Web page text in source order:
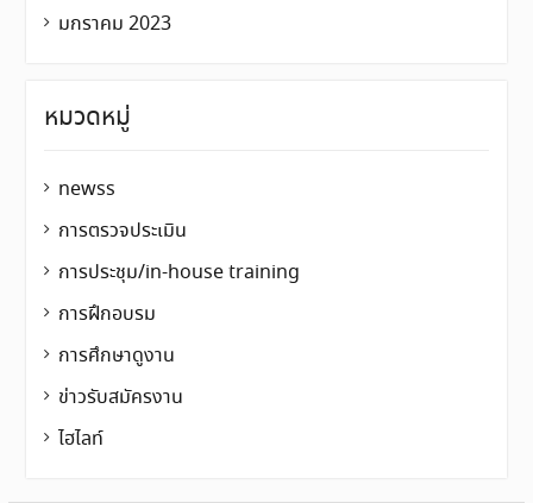
มกราคม 2023
หมวดหมู่
newss
การตรวจประเมิน
การประชุม/in-house training
การฝึกอบรม
การศึกษาดูงาน
ข่าวรับสมัครงาน
ไฮไลท์